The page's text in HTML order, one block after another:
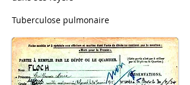
Tuberculose pulmonaire